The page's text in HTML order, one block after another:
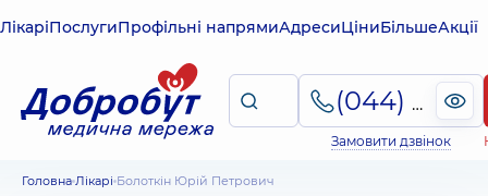
ЛікаріПослугиПрофільні напрямиАдресиЦіниБільшеАкції
(044) 495-2-888
Замовити дзвінок
Головна Лікарі Болоткін Юрій Петрович